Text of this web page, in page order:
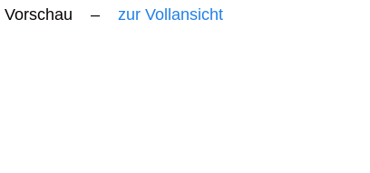
Vorschau – zur Vollansicht